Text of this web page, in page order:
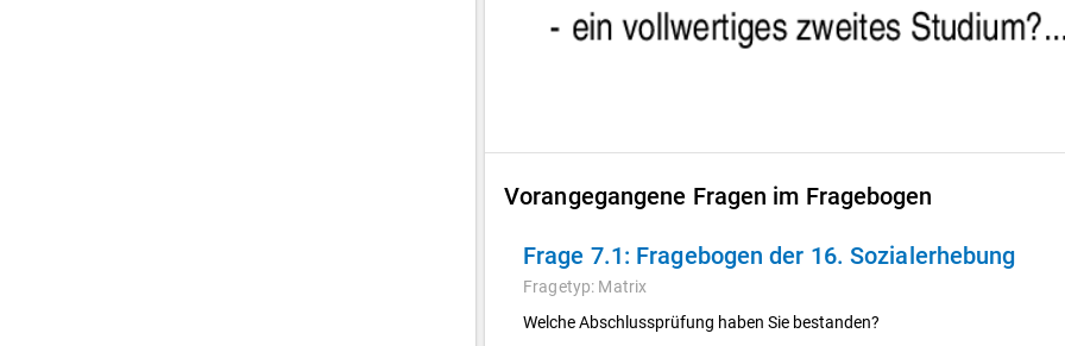
Vorangegangene Fragen im Fragebogen
Frage 7.1: Fragebogen der 16. Sozialerhebung
Fragetyp: Matrix
Welche Abschlussprüfung haben Sie bestanden?